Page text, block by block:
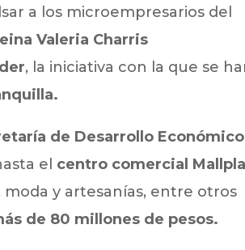
a los microempresarios del
Valeria Charris
, la iniciativa con la que se
de Desarrollo Económico
el centro comercial
y artesanías, entre otros
de 80 millones de pesos.